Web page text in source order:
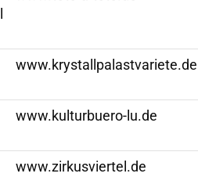
www.krystallpalastvariete.de
www.kulturbuero-lu.de
www.zirkusviertel.de